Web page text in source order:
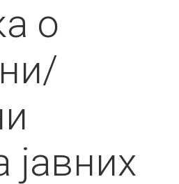
о
јавних